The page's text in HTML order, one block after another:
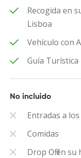
Recogida en
Lisboa
Vehículo con
Guía Turística
No incluido
Entradas a
Comidas
Drop Off en